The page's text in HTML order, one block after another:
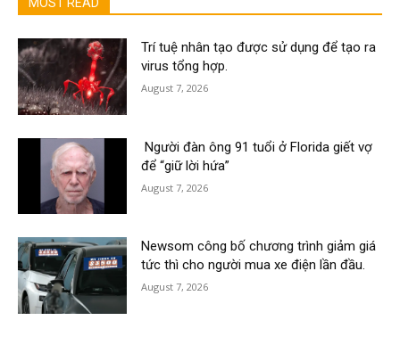
Trí tuệ nhân tạo được sử dụng để tạo ra
virus tổng hợp.
August 7, 2026
Người đàn ông 91 tuổi ở Florida giết vợ
để “giữ lời hứa”
August 7, 2026
Newsom công bố chương trình giảm giá
tức thì cho người mua xe điện lần đầu.
August 7, 2026